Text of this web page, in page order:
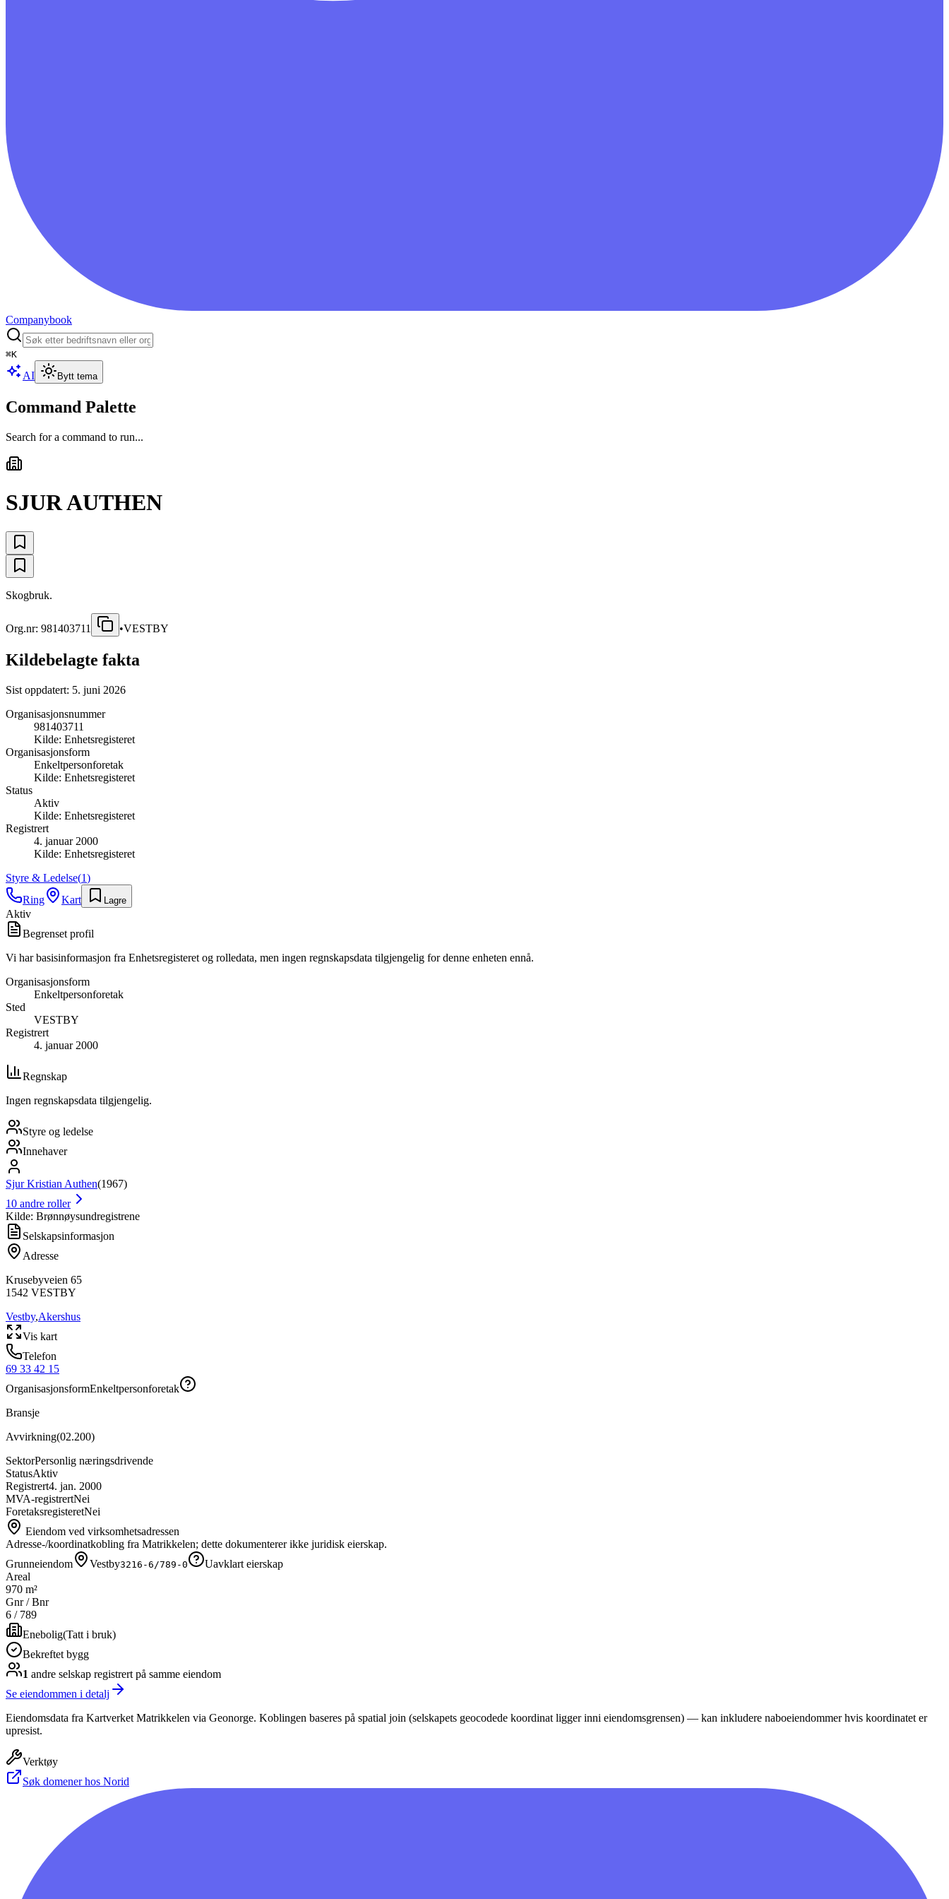
Companybook
⌘K
AI Bytt tema
Command Palette
Search for a command to run...
SJUR AUTHEN
Skogbruk.
Org.nr: 981403711 •VESTBY
Kildebelagte fakta
Sist oppdatert: 5. juni 2026
Organisasjonsnummer
981403711
Kilde: Enhetsregisteret
Organisasjonsform
Enkeltpersonforetak
Kilde: Enhetsregisteret
Status
Aktiv
Kilde: Enhetsregisteret
Registrert
4. januar 2000
Kilde: Enhetsregisteret
Styre & Ledelse(1)
Ring
Kart Lagre
Aktiv
Begrenset profil
Vi har basisinformasjon fra Enhetsregisteret og rolledata, men ingen regnskapsdata tilgjengelig for denne enheten ennå.
Organisasjonsform
Enkeltpersonforetak
Sted
VESTBY
Registrert
4. januar 2000
Regnskap
Ingen regnskapsdata tilgjengelig.
Styre og ledelse
Innehaver
Sjur Kristian Authen(1967)
10 andre roller
Kilde: Brønnøysundregistrene
Selskapsinformasjon
Adresse
Krusebyveien 65
1542 VESTBY
Vestby,Akershus
Vis kart
Telefon
69 33 42 15
OrganisasjonsformEnkeltpersonforetak
Bransje
Avvirkning(02.200)
SektorPersonlig næringsdrivende
StatusAktiv
Registrert4. jan. 2000
MVA-registrertNei
ForetaksregisteretNei
Eiendom ved virksomhetsadressen
Adresse-/koordinatkobling fra Matrikkelen; dette dokumenterer ikke juridisk eierskap.
Grunneiendom
Vestby3216-6/789-0
Uavklart eierskap
Areal
970 m²
Gnr / Bnr
6 / 789
Enebolig(Tatt i bruk)
Bekreftet bygg
1 andre selskap registrert på samme eiendom
Se eiendommen i detalj
Eiendomsdata fra Kartverket Matrikkelen via Geonorge. Koblingen baseres på spatial join (selskapets geocodede koordinat ligger inni eiendomsgrensen) — kan inkludere naboeiendommer hvis koordinatet er
upresist.
Verktøy
Søk domener hos Norid